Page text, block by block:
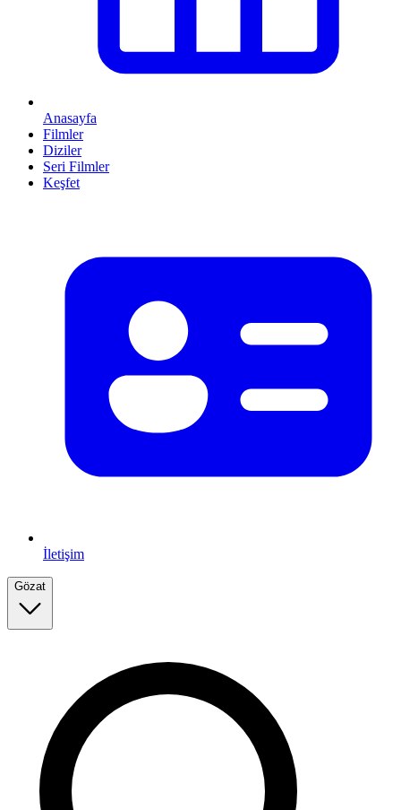
Anasayfa
Filmler
Diziler
Seri Filmler
Keşfet
İletişim
Gözat